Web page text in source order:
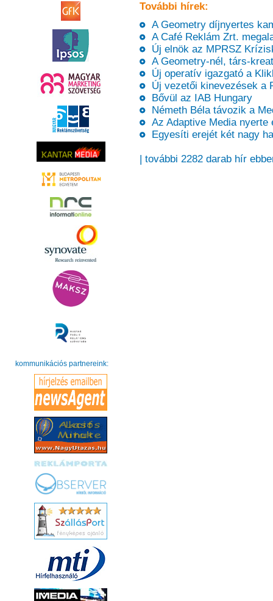
kommunikációs partnereink:
További hírek:
A Geometry díjnyertes
A Café Reklám Zrt.
Új elnök az MPRSZ
A Geometry-nél, társ-
Új operatív igazgató a
Új vezetői kinevezések a
Bővül az IAB Hungary
Németh Béla távozik a
Az Adaptive Media nyerte
Egyesíti erejét két nagy
| további 2282 darab hír